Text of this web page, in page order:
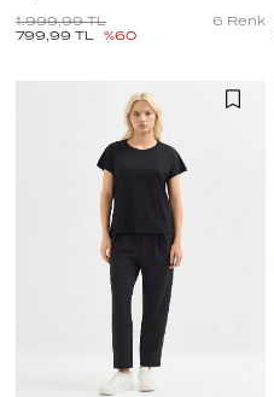
1.999,99 TL
799,99 TL %60
6 Renk